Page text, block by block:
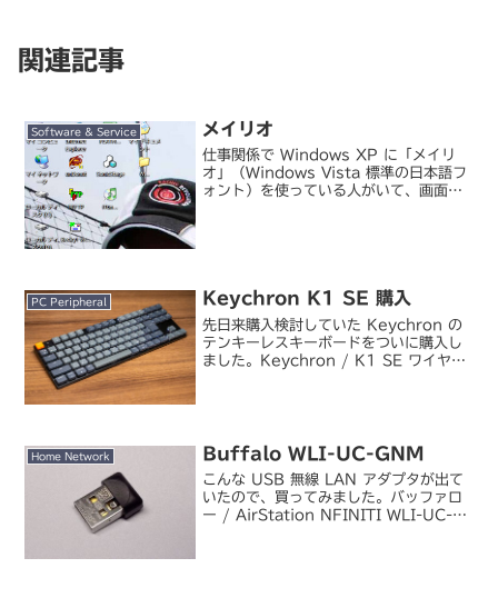
関連記事
Software & Service メイリオ
仕事関係で Windows XP に「メイリ
オ」（Windows Vista 標準の日本語フ
ォント）を使っている人がいて、画面だ
PC Peripheral Keychron K1 SE 購入
先日来購入検討していた Keychron の
テンキーレスキーボードをついに購入し
ました。Keychron / K1 SE ワイヤレ
Home Network Buffalo WLI-UC-GNM
こんな USB 無線 LAN アダプタが出て
いたので、買ってみました。バッファロ
ー / AirStation NFINITI WLI-UC-